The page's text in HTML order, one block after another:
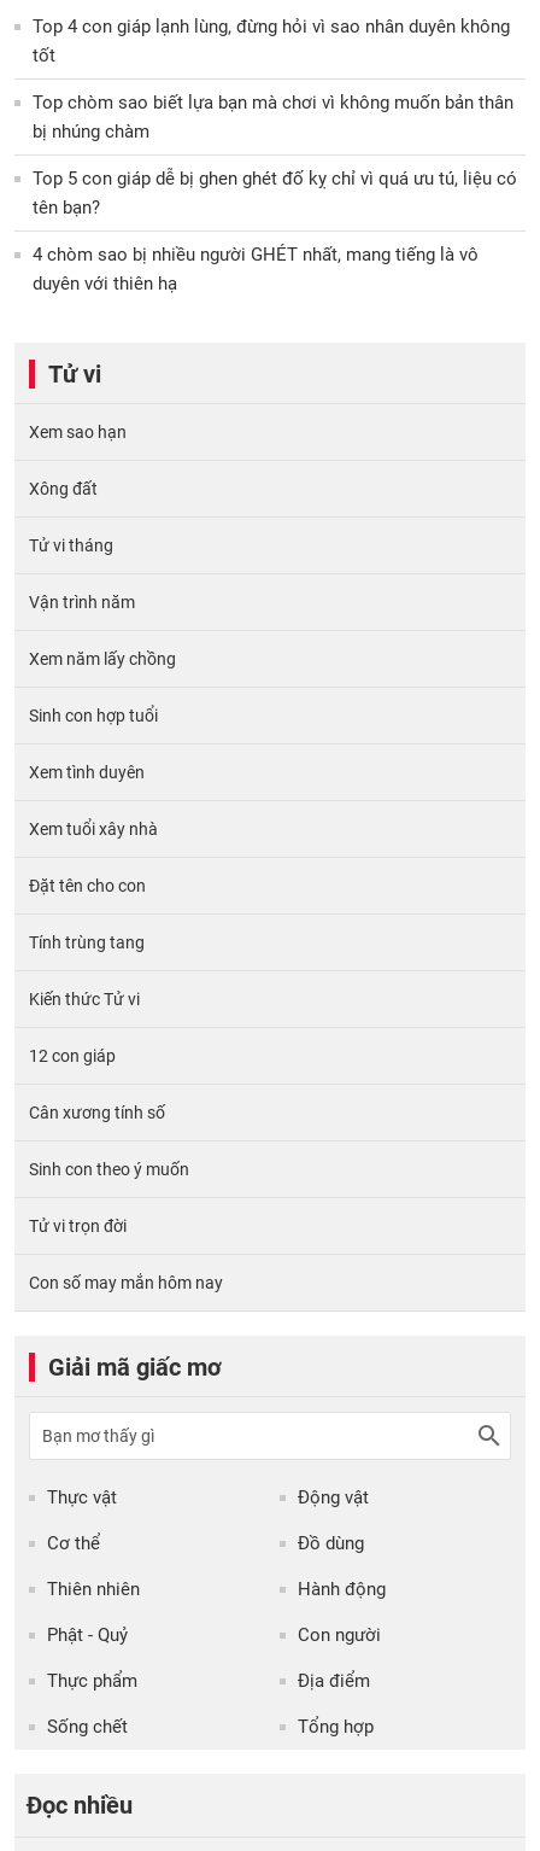
Top 4 con giáp lạnh lùng, đừng hỏi vì sao nhân duyên không
tốt
Top chòm sao biết lựa bạn mà chơi vì không muốn bản thân
bị nhúng chàm
Top 5 con giáp dễ bị ghen ghét đố kỵ chỉ vì quá ưu tú, liệu có
tên bạn?
4 chòm sao bị nhiều người GHÉT nhất, mang tiếng là vô
duyên với thiên hạ
Tử vi
Xem sao hạn
Xông đất
Tử vi tháng
Vận trình năm
Xem năm lấy chồng
Sinh con hợp tuổi
Xem tình duyên
Xem tuổi xây nhà
Đặt tên cho con
Tính trùng tang
Kiến thức Tử vi
12 con giáp
Cân xương tính số
Sinh con theo ý muốn
Tử vi trọn đời
Con số may mắn hôm nay
Giải mã giấc mơ
Thực vật Động vật
Cơ thể Đồ dùng
Thiên nhiên Hành động
Phật - Quỷ Con người
Thực phẩm Địa điểm
Sống chết Tổng hợp
Đọc nhiều